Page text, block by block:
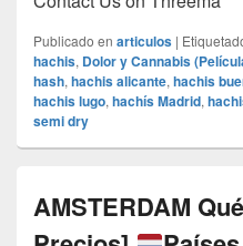
Publicado en articulos |
hachis, Dolor y Cannabis
hash, hachis alicante, hachis
hachis lugo, hachís Madrid,
semi dry
AMSTERDAM